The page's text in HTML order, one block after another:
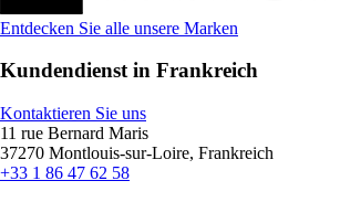
Entdecken Sie alle unsere Marken
Kundendienst in Frankreich
Kontaktieren Sie uns
11 rue Bernard Maris
37270 Montlouis-sur-Loire, Frankreich
+33 1 86 47 62 58